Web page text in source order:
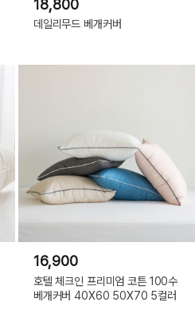
18,800
데일리무드 베개커버
16,900
호텔 체크인 프리미엄 코튼 100수
베개커버 40X60 50X70 5컬러